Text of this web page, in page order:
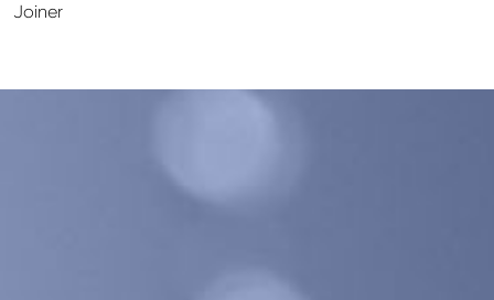
Joiner